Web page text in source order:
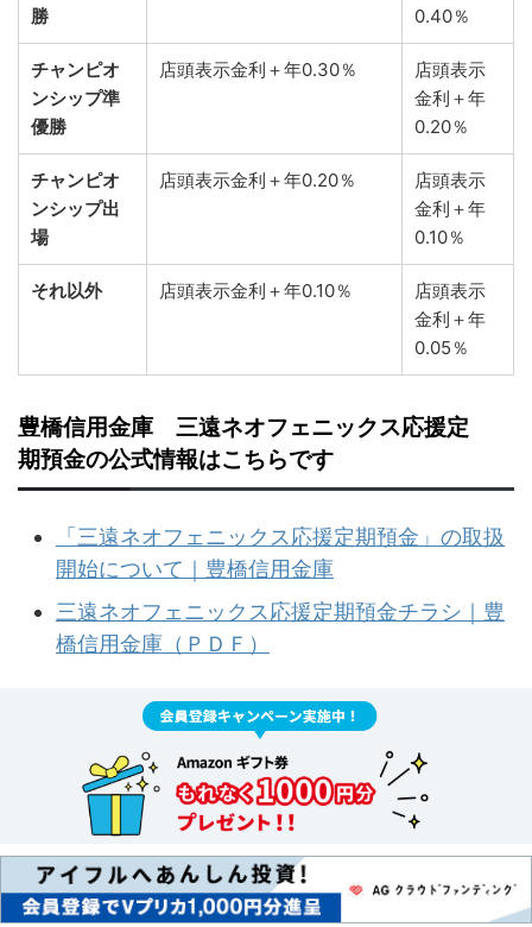
勝
0.40％
チャンピオ
ンシップ準
優勝
店頭表示金利＋年0.30％
店頭表示
金利＋年
0.20％
チャンピオ
ンシップ出
場
店頭表示金利＋年0.20％
店頭表示
金利＋年
0.10％
それ以外 店頭表示金利＋年0.10％
店頭表示
金利＋年
0.05％
豊橋信用金庫 三遠ネオフェニックス応援定
期預金の公式情報はこちらです
「三遠ネオフェニックス応援定期預金」の取扱
開始について｜豊橋信用金庫
三遠ネオフェニックス応援定期預金チラシ｜豊
橋信用金庫（ＰＤＦ）